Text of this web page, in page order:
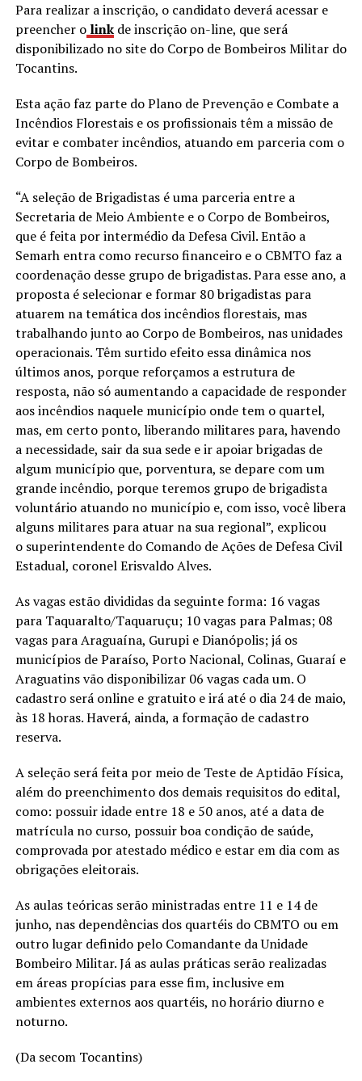
Para realizar a inscrição, o candidato deverá acessar e
preencher o linkde inscrição on-line, que será
disponibilizado no site do Corpo de Bombeiros Militar do
Tocantins.
Esta ação faz parte do Plano de Prevenção e Combate a
Incêndios Florestais e os profissionais têm a missão de
evitar e combater incêndios, atuando em parceria com o
Corpo de Bombeiros.
“A seleção de Brigadistas é uma parceria entre a
Secretaria de Meio Ambiente e o Corpo de Bombeiros,
que é feita por intermédio da Defesa Civil. Então a
Semarh entra como recurso financeiro e o CBMTO faz a
coordenação desse grupo de brigadistas. Para esse ano, a
proposta é selecionar e formar 80 brigadistas para
atuarem na temática dos incêndios florestais, mas
trabalhando junto ao Corpo de Bombeiros, nas unidades
operacionais. Têm surtido efeito essa dinâmica nos
últimos anos, porque reforçamos a estrutura de
resposta, não só aumentando a capacidade de responder
aos incêndios naquele município onde tem o quartel,
mas, em certo ponto, liberando militares para, havendo
a necessidade, sair da sua sede e ir apoiar brigadas de
algum município que, porventura, se depare com um
grande incêndio, porque teremos grupo de brigadista
voluntário atuando no município e, com isso, você libera
alguns militares para atuar na sua regional”, explicou
o superintendente do Comando de Ações de Defesa Civil
Estadual, coronel Erisvaldo Alves.
As vagas estão divididas da seguinte forma: 16 vagas
para Taquaralto/Taquaruçu; 10 vagas para Palmas; 08
vagas para Araguaína, Gurupi e Dianópolis; já os
municípios de Paraíso, Porto Nacional, Colinas, Guaraí e
Araguatins vão disponibilizar 06 vagas cada um. O
cadastro será online e gratuito e irá até o dia 24 de maio,
às 18 horas. Haverá, ainda, a formação de cadastro
reserva.
A seleção será feita por meio de Teste de Aptidão Física,
além do preenchimento dos demais requisitos do edital,
como: possuir idade entre 18 e 50 anos, até a data de
matrícula no curso, possuir boa condição de saúde,
comprovada por atestado médico e estar em dia com as
obrigações eleitorais.
As aulas teóricas serão ministradas entre 11 e 14 de
junho, nas dependências dos quartéis do CBMTO ou em
outro lugar definido pelo Comandante da Unidade
Bombeiro Militar. Já as aulas práticas serão realizadas
em áreas propícias para esse fim, inclusive em
ambientes externos aos quartéis, no horário diurno e
noturno.
(Da secom Tocantins)